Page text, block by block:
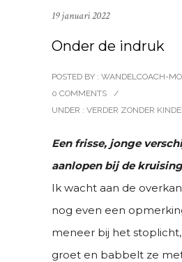
19 januari 2022
Onder de indruk
POSTED BY : WANDELCOACH-
0 COMMENTS
/
UNDER : VERDER ZONDER
Een frisse, jonge
aanlopen bij de
Ik wacht aan de
nog even een
meneer bij het
groet en babbelt ze